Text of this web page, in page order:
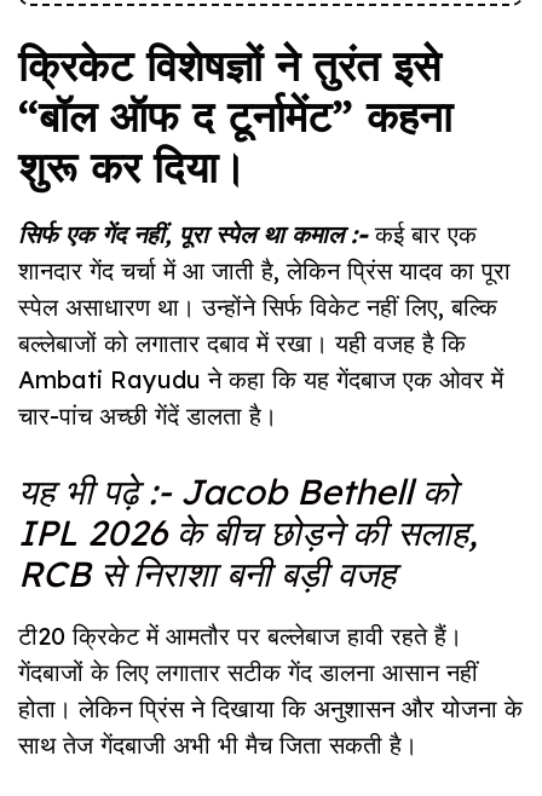
क्रिकेट विशेषज्ञों ने तुरंत इसे
“बॉल ऑफ द टूर्नामेंट” कहना
शुरू कर दिया।
सिर्फ एक गेंद नहीं, पूरा स्पेल था कमाल :-कई बार एक
शानदार गेंद चर्चा में आ जाती है, लेकिन प्रिंस यादव का पूरा
स्पेल असाधारण था। उन्होंने सिर्फ विकेट नहीं लिए, बल्कि
बल्लेबाजों को लगातार दबाव में रखा। यही वजह है कि
Ambati Rayudu ने कहा कि यह गेंदबाज एक ओवर में
चार-पांच अच्छी गेंदें डालता है।
यह भी पढ़े :- Jacob Bethell को
IPL 2026 के बीच छोड़ने की सलाह,
RCB से निराशा बनी बड़ी वजह
टी20 क्रिकेट में आमतौर पर बल्लेबाज हावी रहते हैं।
गेंदबाजों के लिए लगातार सटीक गेंद डालना आसान नहीं
होता। लेकिन प्रिंस ने दिखाया कि अनुशासन और योजना के
साथ तेज गेंदबाजी अभी भी मैच जिता सकती है।